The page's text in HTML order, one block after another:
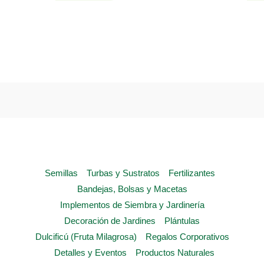
product
page
Semillas Turbas y Sustratos
Fertilizantes
Bandejas, Bolsas y Macetas
Implementos de Siembra y Jardinería
Decoración de Jardines
Plántulas
Dulcificú (Fruta Milagrosa)
Regalos Corporativos
Detalles y Eventos
Productos Naturales